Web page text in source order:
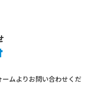
ムよりお問い合わせくだ